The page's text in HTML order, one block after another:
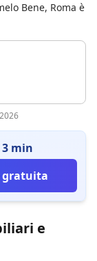
Bene, Roma è
min
gratuita
e